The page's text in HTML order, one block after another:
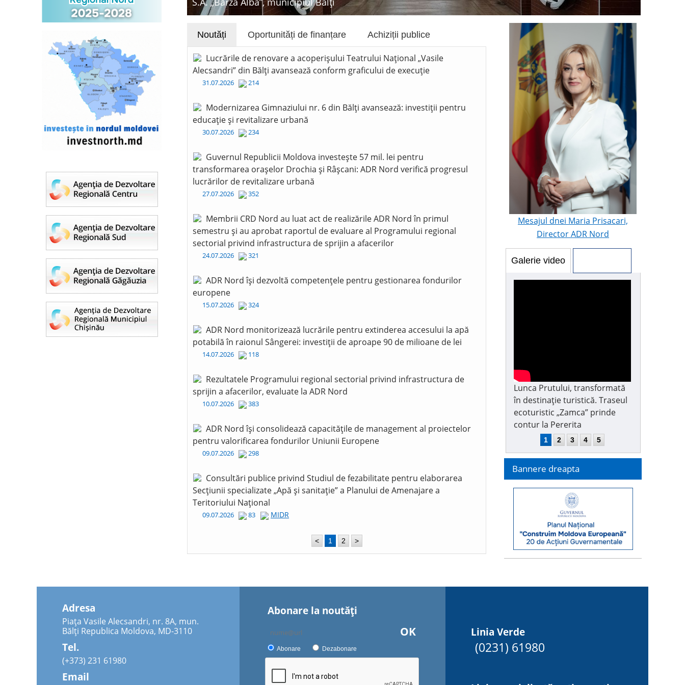
Noutăți Oportunități de finanțare Achiziții publice
Lucrările de renovare a acoperișului Teatrului Național „Vasile
Alecsandri” din Bălți avansează conform graficului de execuție
31.07.2026 214
Modernizarea Gimnaziului nr. 6 din Bălți avansează: investiții pentru
educație și revitalizare urbană
30.07.2026 234
Guvernul Republicii Moldova investește 57 mil. lei pentru
transformarea orașelor Drochia și Râșcani: ADR Nord verifică progresul
lucrărilor de revitalizare urbană
27.07.2026 352
Membrii CRD Nord au luat act de realizările ADR Nord în primul
semestru și au aprobat raportul de evaluare al Programului regional
sectorial privind infrastructura de sprijin a afacerilor
24.07.2026 321
ADR Nord își dezvoltă competențele pentru gestionarea fondurilor
europene
15.07.2026 324
ADR Nord monitorizează lucrările pentru extinderea accesului la apă
potabilă în raionul Sângerei: investiții de aproape 90 de milioane de lei
14.07.2026 118
Rezultatele Programului regional sectorial privind infrastructura de
sprijin a afacerilor, evaluate la ADR Nord
10.07.2026 383
ADR Nord își consolidează capacitățile de management al proiectelor
pentru valorificarea fondurilor Uniunii Europene
09.07.2026 298
Consultări publice privind Studiul de fezabilitate pentru elaborarea
Secțiunii specializate „Apă și sanitație” a Planului de Amenajare a
Teritoriului Național
09.07.2026 83 MIDR
< 1 2 >
Mesajul dnei Maria Prisacari,
Director ADR Nord
Galerie video
Lunca Prutului, transformată
în destinație turistică. Traseul
ecoturistic „Zamca” prinde
contur la Pererita
1 2 3 4 5
Bannere dreapta
Adresa
Piața Vasile Alecsandri, nr. 8A, mun.
Bălți Republica Moldova, MD-3110
Tel.
(+373) 231 61980
Email
Abonare la noutăţi
OK
Abonare Dezabonare
Linia Verde
(0231) 61980